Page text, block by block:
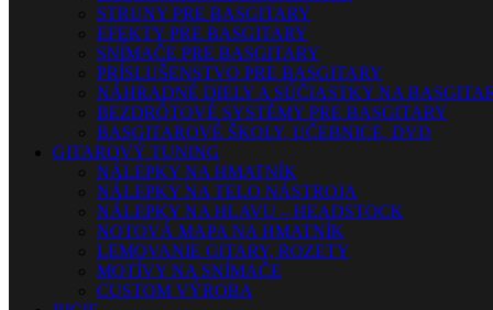
STRUNY PRE BASGITARY
EFEKTY PRE BASGITARY
SNÍMAČE PRE BASGITARY
PRÍSLUŠENSTVO PRE BASGITARY
NÁHRADNÉ DIELY A SÚČIASTKY NA
BEZDRÔTOVÉ SYSTÉMY PRE BASGITARY
BASGITAROVÉ ŠKOLY, UČEBNICE, DVD
GITAROVÝ TUNING
NÁLEPKY NA HMATNÍK
NÁLEPKY NA TELO NÁSTROJA
NÁLEPKY NA HLAVU – HEADSTOCK
NOTOVÁ MAPA NA HMATNÍK
LEMOVANIE GITARY, ROZETY
MOTÍVY NA SNÍMAČE
CUSTOM VÝROBA